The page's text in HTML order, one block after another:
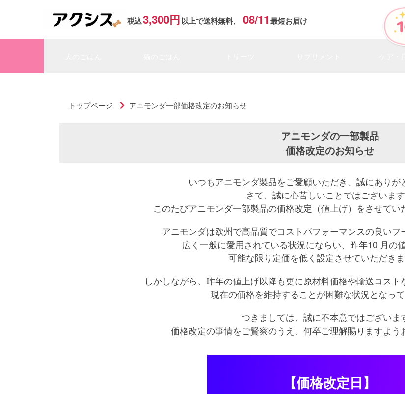
税込3,300円以上で送料無料、 08/11 最短お届け
トップページ アニモンダ一部価格改定のお知らせ
アニモンダの一部製品
価格改定のお知らせ
いつもアニモンダ製品をご愛顧いただき、誠にありが
さて、誠に心苦しいことではございま
このたびアニモンダ一部製品の価格改定（値上げ）をさせてい
アニモンダは欧州で高品質でコストパフォーマンスの良いフ
広く一般に愛用されている状況にならい、昨年10 月の
可能な限り定価を低く設定させていただきま
しかしながら、昨年の値上げ以降も更に原材料価格や輸送コスト
現在の価格を維持することが困難な状況となって
つきましては、誠に不本意ではございま
価格改定の事情をご賢察のうえ、何卒ご理解賜りますよう
【価格改定日】